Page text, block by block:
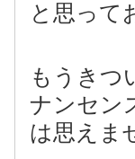
と思って
もうきつ
ナンセン
は思えま